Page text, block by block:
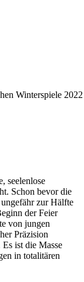
Winterspiele 2022
seelenlose
Schon bevor die
zur Hälfte
der Feier
von jungen
Präzision
ist die Masse
in totalitären